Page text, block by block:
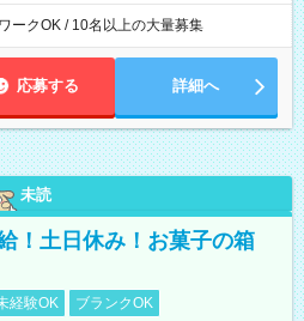
ークOK / 10名以上の大量募集
応募する 詳細へ
未読
！土日休み！お菓子の箱
経験OK
ブランクOK